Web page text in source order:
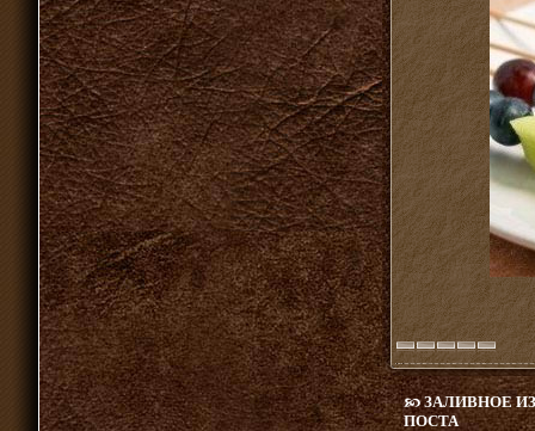
ЗАЛИВНОЕ
ПОСТА